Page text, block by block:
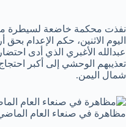
نفذت محكمة خاضعة لسيطرة
اليوم الاثنين، حكم الإعدام
عبدالله الأغبري الذي أدى
تعذيبهم الوحشي إلى أكبر
شمال اليمن.
مظاهرة في صنعاء العام